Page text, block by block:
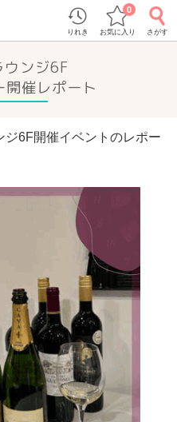
りれき お気に入り
0
さがす
ンジ6F
開催レポート
ジ6F開催イベントのレポー